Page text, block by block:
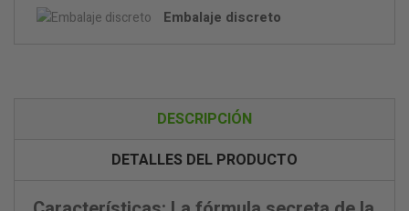
Embalaje discreto
DESCRIPCIÓN
DETALLES DEL PRODUCTO